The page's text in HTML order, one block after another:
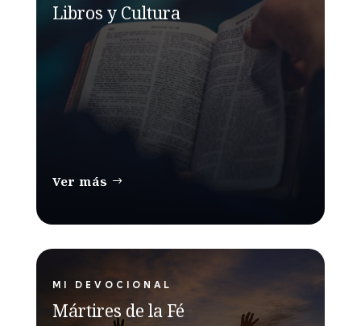
Libros y Cultura
Ver más
MI DEVOCIONAL
Mártires de la Fé